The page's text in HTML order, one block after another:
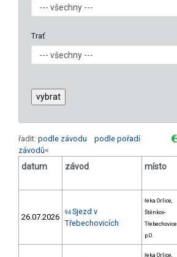
Trať
řadit: podle závodu podle pořadí
závodů<
datum závod místo
26.07.2026 94 Sjezd v
Třebechovicích
řeka Orlice,
Štěnkov-
Třebechovice
p.O.
řeka Orlice,